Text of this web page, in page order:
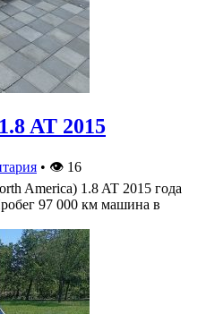
AT 2015
• 👁 16
America) 1.8 AT 2015 года
97 000 км машина в